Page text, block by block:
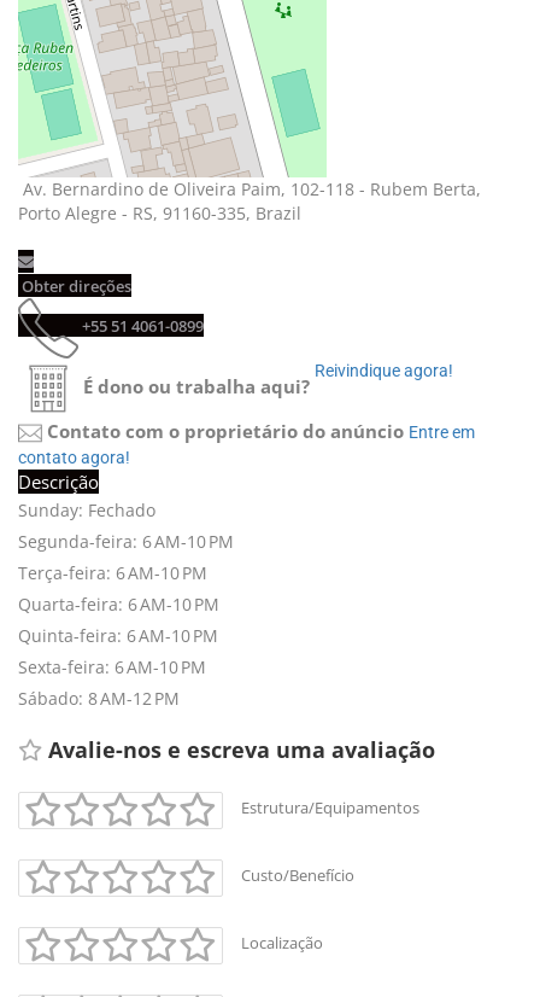
+-
Leaflet
Av. Bernardino de Oliveira Paim, 102-118 - Rubem Berta,
Porto Alegre - RS, 91160-335, Brazil
Obter direções
+55 51 4061-0899
É dono ou trabalha aqui?
Reivindique agora!
Contato com o proprietário do anúncio Entre em
contato agora!
Descrição
Sunday: Fechado
Segunda-feira: 6 AM-10 PM
Terça-feira: 6 AM-10 PM
Quarta-feira: 6 AM-10 PM
Quinta-feira: 6 AM-10 PM
Sexta-feira: 6 AM-10 PM
Sábado: 8 AM-12 PM
Avalie-nos e escreva uma avaliação
Estrutura/Equipamentos
Custo/Benefício
Localização